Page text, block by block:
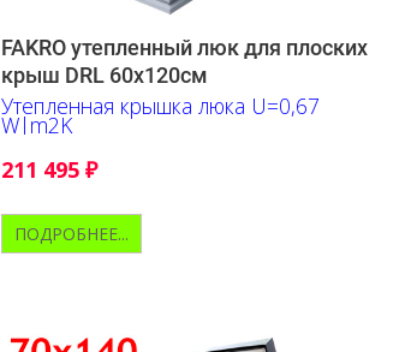
FAKRO утепленный люк для плоских
крыш DRL 60х120см
Утепленная крышка люка U=0,67
W|m2K
211 495 ₽
ПОДРОБНЕЕ...